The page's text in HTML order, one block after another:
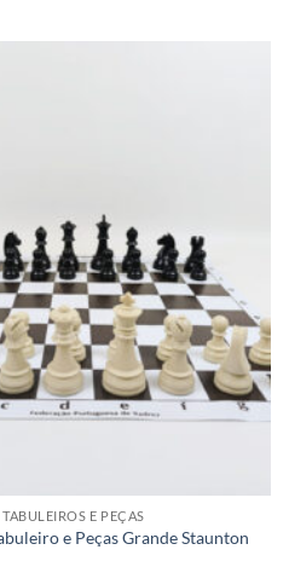
E PEÇAS
e Peças Grande Staunton